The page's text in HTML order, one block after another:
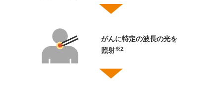
がんに特定の波長の光を
照射※2